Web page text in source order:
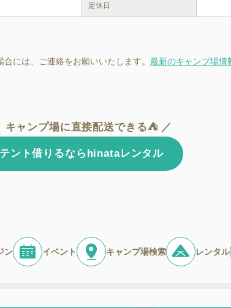
定休日
には、ご連絡をお願いいたします。 最新のキャンプ場情
キャンプ場に直接配送できる⛺ ／
テント借りるならhinataレンタル
ン イベント キャンプ場検索 レンタル